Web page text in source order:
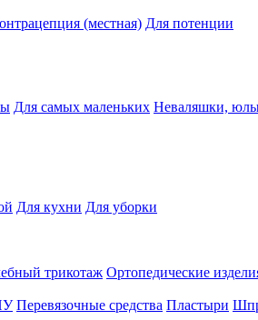
(местная) Для потенции
Для самых маленьких Неваляшки,
Для кухни Для уборки
трикотаж Ортопедические
Перевязочные средства Пластыри